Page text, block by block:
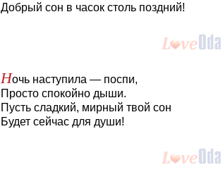
Добрый сон в часок столь поздний!
Ночь наступила — поспи,
Просто спокойно дыши.
Пусть сладкий, мирный твой сон
Будет сейчас для души!